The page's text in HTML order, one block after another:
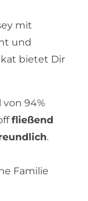
mit
und
bietet Dir
94%
fließend
.
Familie